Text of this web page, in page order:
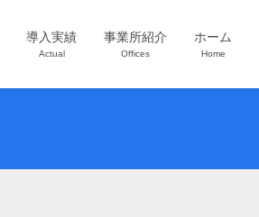
導入実績
Actual
事業所紹介
Offices
ホーム
Home